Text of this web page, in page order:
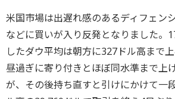
米国市場は出遅れ感のあるディフェン
などに買いが入り反発となりました。
したダウ平均は朝方に327ドル高まで
昼過ぎに寄り付きとほぼ同水準まで上
が、その後持ち直すと引けにかけて一